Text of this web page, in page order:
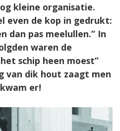
kleine organisatie.
even de kop in gedrukt:
dan pas meelullen.” In
waren de
schip heen moest’’
van dik hout zaagt men
er!